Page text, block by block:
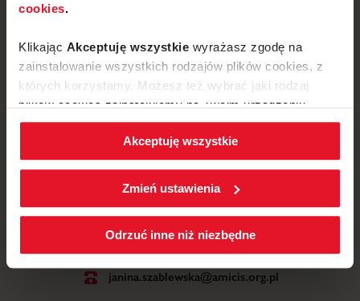
cookies.
Klikając Akceptuję wszystkie wyrażasz zgodę na
zainstalowanie wszystkich rodzajów plików cookies, z
których korzystamy. Możesz też wybrać jaki rodzaj
plików cookies zainstalujemy na Twoim urządzeniu,
klikającZmień ustawienia.
W każdej chwili możesz zmienić wybrane przez Ciebie
ustawienia plików cookies wchodząc w zakładkę
Akceptuję wszystkie
Zmień ustawienia
Odrzuć inne niż niezbędne
ul. Mickiewicza 52, 64-510 Wronki
PUBLICZNEGO
0000228508
janina.szablewska@amicis.org.pl